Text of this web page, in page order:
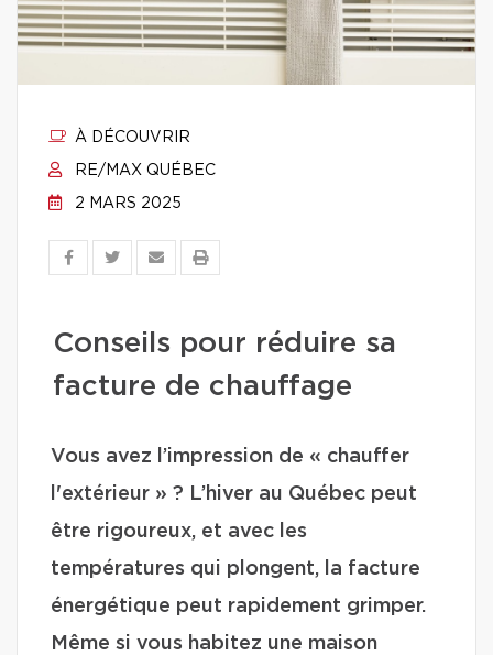
À DÉCOUVRIR
RE/MAX QUÉBEC
2 MARS 2025
Conseils pour réduire sa
facture de chauffage
Vous avez l’impression de « chauffer
l'extérieur » ? L’hiver au Québec peut
être rigoureux, et avec les
températures qui plongent, la facture
énergétique peut rapidement grimper.
Même si vous habitez une maison